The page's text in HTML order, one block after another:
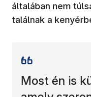
általában nem
találnak a
Most én is